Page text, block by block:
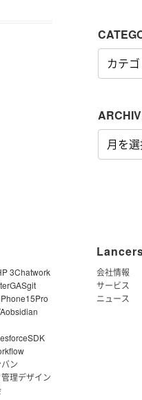
3Chatwork
GASgit
obsidian
SDK
ン
理デザイン
会社情報
サービス
ニュース